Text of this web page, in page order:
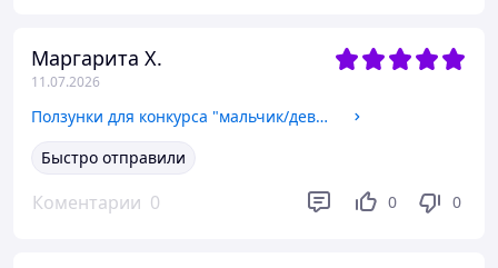
Маргарита Х.
11.07.2026
Ползунки для конкурса "мальчик/девочка", арт. 2777-5
Быстро отправили
Коментарии 0 0 0